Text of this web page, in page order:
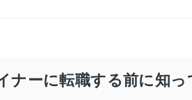
ナーに転職する前に知